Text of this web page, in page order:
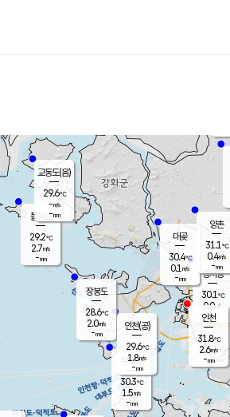
무의도
30.3℃
1.5m/s
-mm
볼음도
29.2℃
2.7m/s
-mm
장봉도
28.6℃
2.0m/s
-mm
경서동
30.1℃
0.0m/s
-mm
대곶
30.4℃
0.1 m/s
-mm
양촌
31.1℃
0.4m/s
-mm
인천(공)
29.6℃
1.8m/s
-mm
교동도(음)
29.6℃
-m/s
-mm
인천
31.8℃
2.6m/s
-mm